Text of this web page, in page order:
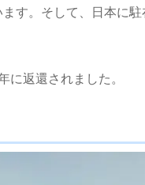
す。そして、日本に駐
に返還されました。